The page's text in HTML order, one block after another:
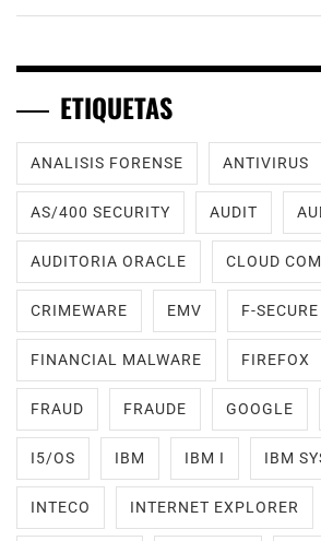
ETIQUETAS
ANALISIS FORENSE ANTIVIRUS
AS/400 SECURITY AUDIT
AUDITORIA ORACLE CLOUD
CRIMEWARE EMV F-SECURE
FINANCIAL MALWARE FIREFOX
FRAUD FRAUDE GOOGLE
I5/OS IBM IBM I IBM
INTECO INTERNET EXPLORER